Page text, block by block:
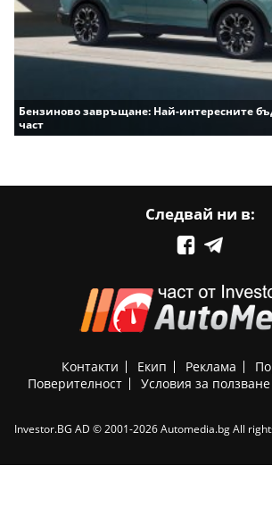
Бензиново завръщане: Най-интересните
част
Следвай ни в:
Контакти Екип Реклама
Поверителност
Условия за ползване
Investor.BG AD © 2001-2026 Automedia.bg All